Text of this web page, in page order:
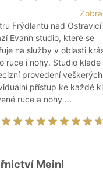
Frýdlantu nad Ostravicí
Evann studio, které se
na služby v oblasti
ruce i nohy. Studio klade
provedení
přístup ke každé
ruce a nohy ...
Meinl